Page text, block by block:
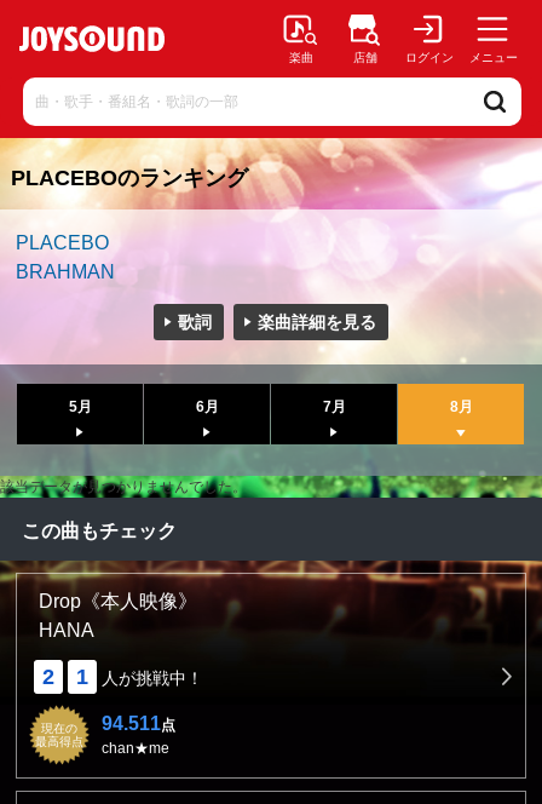
楽曲 店舗 ログイン メニュー
PLACEBOのランキング
PLACEBO
BRAHMAN
歌詞 楽曲詳細を見る
5月 6月 7月 8月
該当データが見つかりませんでした。
この曲もチェック
Drop《本人映像》
HANA
2 1 人が挑戦中！
現在の
最高得点
94.511点
chan★me